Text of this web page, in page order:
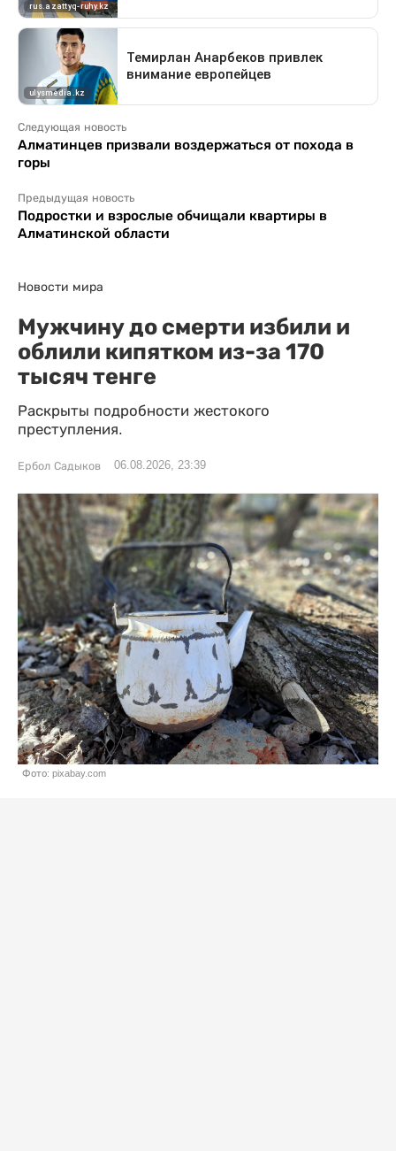
Следующая новость
Алматинцев призвали воздержаться от похода в
горы
Предыдущая новость
Подростки и взрослые обчищали квартиры в
Алматинской области
Новости мира
Мужчину до смерти избили и
облили кипятком из-за 170
тысяч тенге
Раскрыты подробности жестокого
преступления.
Ербол Садыков 06.08.2026, 23:39
Фото: pixabay.com